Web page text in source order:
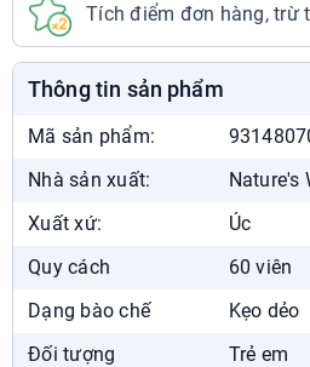
Nhà Thuốc Phương Chính Cầu Dền
29 Bạch Mai, Cầu Dền, Hai Bà Trưng
024.7300.3333
7:00 - 22:00
Nhà Thuốc Phương Chính Nguyễn Du
024.7300.3333
Chat Zalo
Tích điểm đơn hàng, trừ
Thông tin sản phẩm
Mã sản phẩm:
Nhà sản xuất:
Nature's
Xuất xứ:
Úc
Quy cách
60 viên
Dạng bào chế
Kẹo dẻo
Đối tượng
Trẻ em